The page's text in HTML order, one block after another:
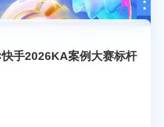
手2026KA案例大赛标杆